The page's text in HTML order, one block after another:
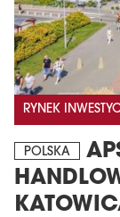
RYNEK
POLSKA